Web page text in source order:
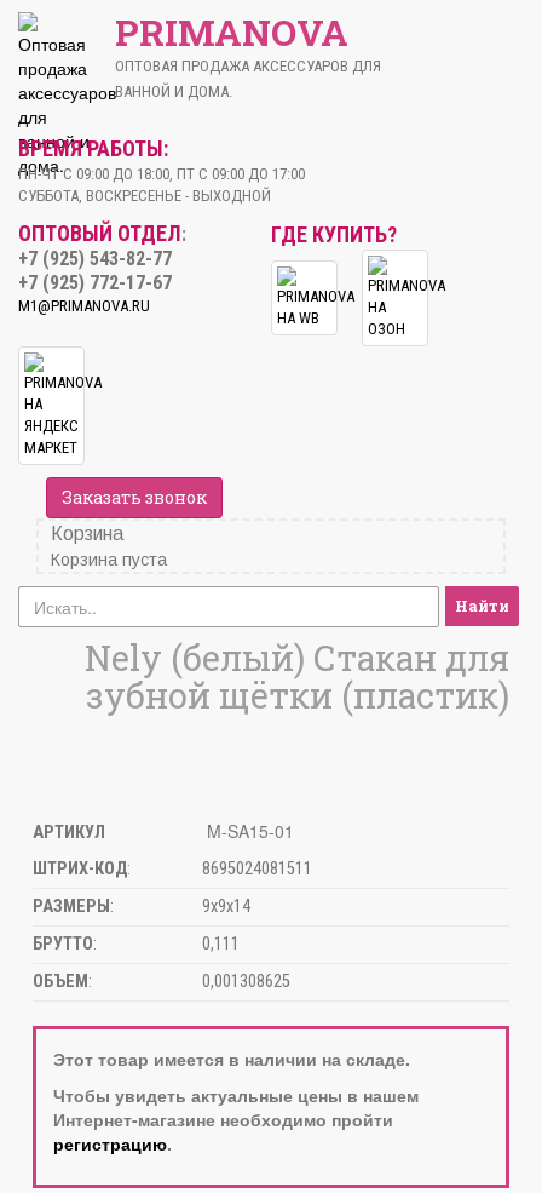
PRIMANOVA
ОПТОВАЯ ПРОДАЖА АКСЕССУАРОВ ДЛЯ
ВАННОЙ И ДОМА.
ВРЕМЯ РАБОТЫ:
ПН-ЧТ С 09:00 ДО 18:00, ПТ С 09:00 ДО 17:00
СУББОТА, ВОСКРЕСЕНЬЕ - ВЫХОДНОЙ
ОПТОВЫЙ ОТДЕЛ:
+7 (925) 543-82-77
+7 (925) 772-17-67
M1@PRIMANOVA.RU
ГДЕ КУПИТЬ?
Заказать звонок
Корзина
Корзина пуста
Найти
Nely (белый) Стакан для
зубной щётки (пластик)
АРТИКУЛ M-SA15-01
ШТРИХ-КОД:
8695024081511
РАЗМЕРЫ :
9х9х14
БРУТТО:
0,111
ОБЪЕМ : 0,001308625
Этот товар имеется в наличии на складе.
Чтобы увидеть актуальные цены в нашем
Интернет-магазине необходимо пройти
регистрацию.